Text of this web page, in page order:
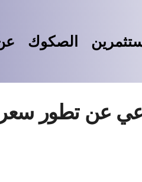
الصكوك
عن تطور